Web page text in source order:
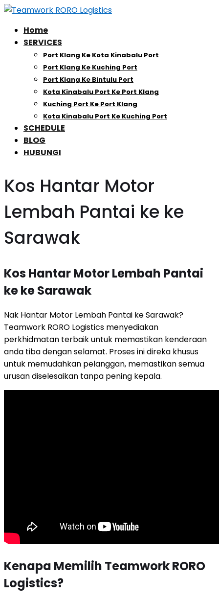
Home
SERVICES
Port Klang Ke Kota Kinabalu Port
Port Klang Ke Kuching Port
Port Klang Ke Bintulu Port
Kota Kinabalu Port Ke Port Klang
Kuching Port Ke Port Klang
Kota Kinabalu Port Ke Kuching Port
SCHEDULE
BLOG
HUBUNGI
Kos Hantar Motor
Lembah Pantai ke ke
Sarawak
Kos Hantar Motor Lembah Pantai
ke ke Sarawak
Nak Hantar Motor Lembah Pantai ke Sarawak?
Teamwork RORO Logistics menyediakan
perkhidmatan terbaik untuk memastikan kenderaan
anda tiba dengan selamat. Proses ini direka khusus
untuk memudahkan pelanggan, memastikan semua
urusan diselesaikan tanpa pening kepala.
Kenapa Memilih Teamwork RORO
Logistics?